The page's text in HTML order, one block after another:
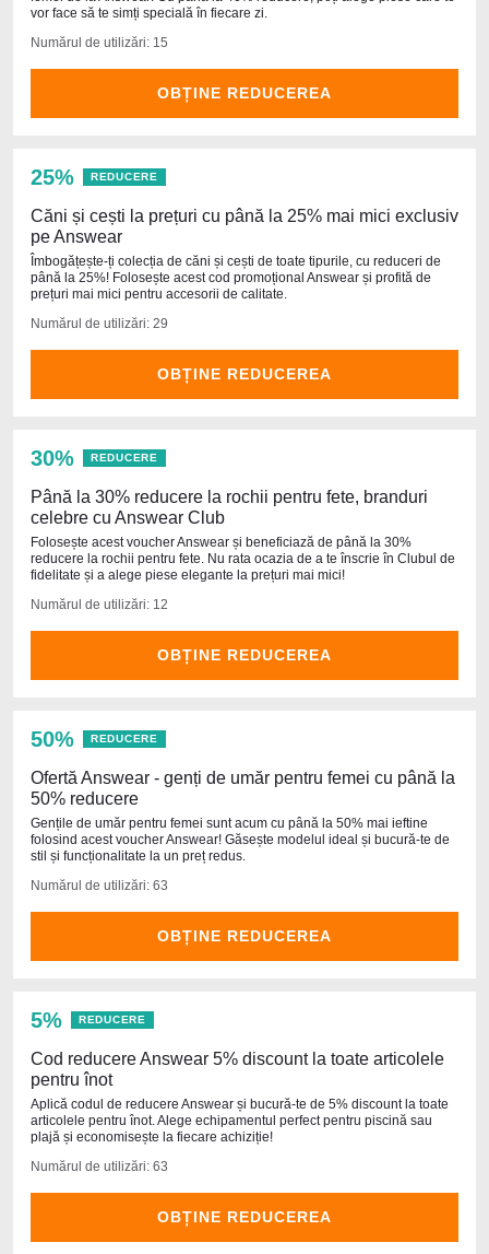
vor face să te simți specială în fiecare zi.
Numărul de utilizări: 15
OBȚINE REDUCEREA
25% REDUCERE
Căni și cești la prețuri cu până la 25% mai mici exclusiv
pe Answear
Îmbogățește-ți colecția de căni și cești de toate tipurile, cu reduceri de
până la 25%! Folosește acest cod promoțional Answear și profită de
prețuri mai mici pentru accesorii de calitate.
Numărul de utilizări: 29
OBȚINE REDUCEREA
30% REDUCERE
Până la 30% reducere la rochii pentru fete, branduri
celebre cu Answear Club
Folosește acest voucher Answear și beneficiază de până la 30%
reducere la rochii pentru fete. Nu rata ocazia de a te înscrie în Clubul de
fidelitate și a alege piese elegante la prețuri mai mici!
Numărul de utilizări: 12
OBȚINE REDUCEREA
50% REDUCERE
Ofertă Answear - genți de umăr pentru femei cu până la
50% reducere
Gențile de umăr pentru femei sunt acum cu până la 50% mai ieftine
folosind acest voucher Answear! Găsește modelul ideal și bucură-te de
stil și funcționalitate la un preț redus.
Numărul de utilizări: 63
OBȚINE REDUCEREA
5% REDUCERE
Cod reducere Answear 5% discount la toate articolele
pentru înot
Aplică codul de reducere Answear și bucură-te de 5% discount la toate
articolele pentru înot. Alege echipamentul perfect pentru piscină sau
plajă și economisește la fiecare achiziție!
Numărul de utilizări: 63
OBȚINE REDUCEREA